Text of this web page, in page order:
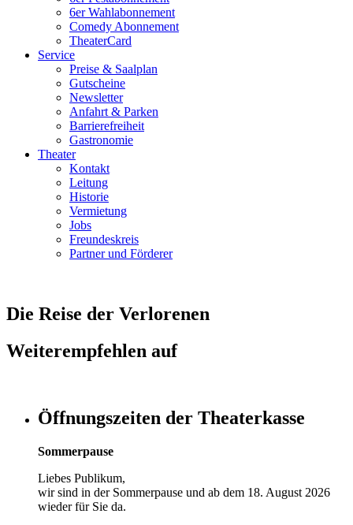
6er Wahlabonnement
Comedy Abonnement
TheaterCard
Service
Preise & Saalplan
Gutscheine
Newsletter
Anfahrt & Parken
Barrierefreiheit
Gastronomie
Theater
Kontakt
Leitung
Historie
Vermietung
Jobs
Freundeskreis
Partner und Förderer
Die Reise der Verlorenen
Weiterempfehlen auf
Öffnungszeiten der Theaterkasse
Sommerpause
Liebes Publikum,
wir sind in der Sommerpause und ab dem 18. August 2026
wieder für Sie da.